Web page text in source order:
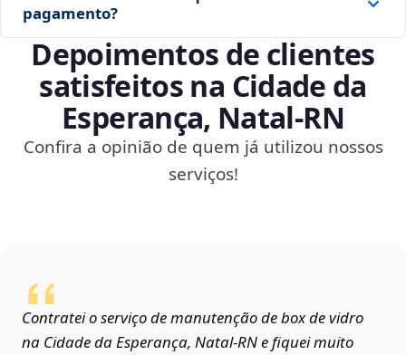
pagamento?
Depoimentos de clientes
satisfeitos na Cidade da
Esperança, Natal‑RN
Confira a opinião de quem já utilizou nossos
serviços!
Contratei o serviço de manutenção de box de vidro
na Cidade da Esperança, Natal‑RN e fiquei muito